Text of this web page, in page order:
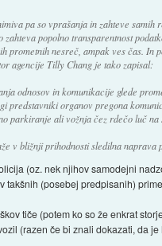
pa so vprašanja in zahteve
zahteva popolno transparentnost
prometnih nesreč, ampak ves čas. In
agencije Tilly Chang je tako zapisal:
odnosov in komunikacije glede
predstavniki organov pregona
parkiranje ali vožnja čez rdečo luč na
v bližnji prihodnosti sledilna naprava
(oz. nek njihov samodejni
takšnih (posebej predpisanih)
tiče (potem ko so že enkrat
(razen če bi znali dokazati, da